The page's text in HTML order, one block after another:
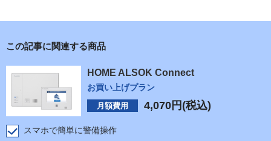
この記事に関連する商品
HOME ALSOK Connect
お買い上げプラン
月額費用 4,070 円(税込)
スマホで簡単に警備操作